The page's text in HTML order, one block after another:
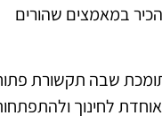
במאמצים שהורים
תומכת שבה תקשורת
לחינוך